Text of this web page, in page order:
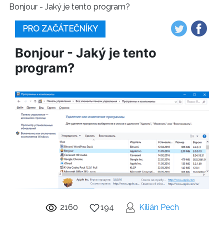
Bonjour - Jaký je tento program?
PRO ZAČÁTEČNÍKY
Bonjour - Jaký je tento
program?
2160 194 Kilián Pech